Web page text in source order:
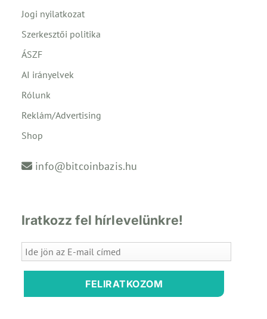
Jogi nyilatkozat
Szerkesztői politika
ÁSZF
AI irányelvek
Rólunk
Reklám/Advertising
Shop
info@bitcoinbazis.hu
Iratkozz fel hírlevelünkre!
FELIRATKOZOM